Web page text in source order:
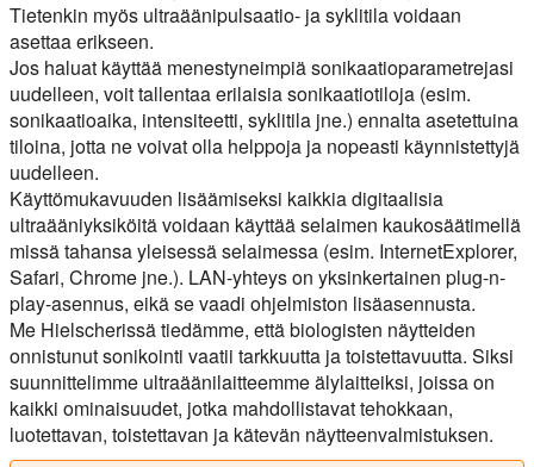
Tietenkin myös ultraäänipulsaatio- ja syklitila voidaan
asettaa erikseen.
Jos haluat käyttää menestyneimpiä sonikaatioparametrejasi
uudelleen, voit tallentaa erilaisia sonikaatiotiloja (esim.
sonikaatioaika, intensiteetti, syklitila jne.) ennalta asetettuina
tiloina, jotta ne voivat olla helppoja ja nopeasti käynnistettyjä
uudelleen.
Käyttömukavuuden lisäämiseksi kaikkia digitaalisia
ultraääniyksiköitä voidaan käyttää selaimen kaukosäätimellä
missä tahansa yleisessä selaimessa (esim. InternetExplorer,
Safari, Chrome jne.). LAN-yhteys on yksinkertainen plug-n-
play-asennus, eikä se vaadi ohjelmiston lisäasennusta.
Me Hielscherissä tiedämme, että biologisten näytteiden
onnistunut sonikointi vaatii tarkkuutta ja toistettavuutta. Siksi
suunnittelimme ultraäänilaitteemme älylaitteiksi, joissa on
kaikki ominaisuudet, jotka mahdollistavat tehokkaan,
luotettavan, toistettavan ja kätevän näytteenvalmistuksen.